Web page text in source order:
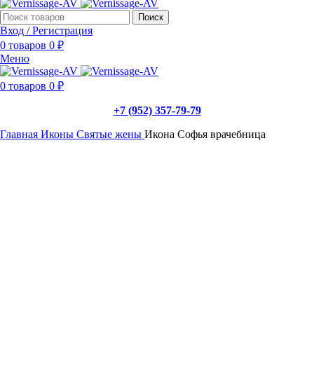
Поиск
Вход / Регистрация
0 товаров 0 ₽
Меню
0 товаров 0 ₽
+7 (952) 357-79-79
Главная Иконы Святые жены Икона Софья врачебница